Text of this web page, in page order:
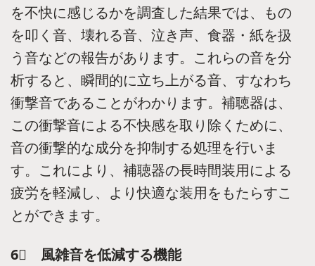
を不快に感じるかを調査した結果では、もの
を叩く音、壊れる音、泣き声、食器・紙を扱
う音などの報告があります。これらの音を分
析すると、瞬間的に立ち上がる音、すなわち
衝撃音であることがわかります。補聴器は、
この衝撃音による不快感を取り除くために、
音の衝撃的な成分を抑制する処理を行いま
す。これにより、補聴器の長時間装用による
疲労を軽減し、より快適な装用をもたらすこ
とができます。
6⃣ 風雑音を低減する機能